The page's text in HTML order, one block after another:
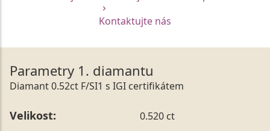
Kontaktujte nás
Parametry 1. diamantu
Diamant 0.52ct F/SI1 s IGI certifikátem
Velikost: 0.520 ct